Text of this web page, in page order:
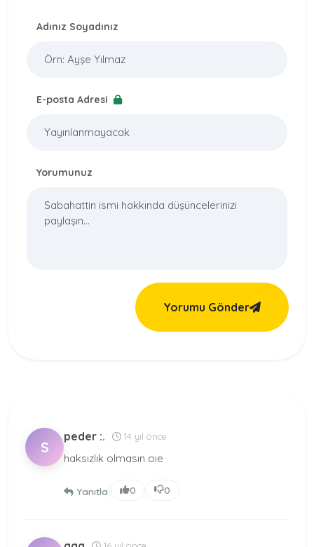
Adınız Soyadınız
E-posta Adresi
Yorumunuz
Yorumu Gönder
S
peder :. 14 yıl önce
haksızlık olmasın oıe
Yanıtla 0 0